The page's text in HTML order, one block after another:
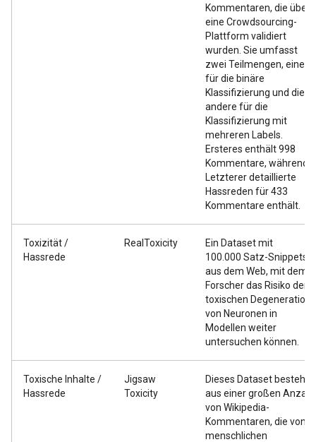
Kommentaren, die über
eine Crowdsourcing-
Plattform validiert
wurden. Sie umfasst
zwei Teilmengen, eine
für die binäre
Klassifizierung und die
andere für die
Klassifizierung mit
mehreren Labels.
Ersteres enthält 998
Kommentare, während
Letzterer detaillierte
Hassreden für 433
Kommentare enthält.
Toxizität /
Hassrede
RealToxicity
Ein Dataset mit
100.000 Satz-Snippets
aus dem Web, mit dem
Forscher das Risiko der
toxischen Degeneration
von Neuronen in
Modellen weiter
untersuchen können.
Toxische Inhalte /
Hassrede
Jigsaw
Toxicity
Dieses Dataset besteht
aus einer großen Anzahl
von Wikipedia-
Kommentaren, die von
menschlichen